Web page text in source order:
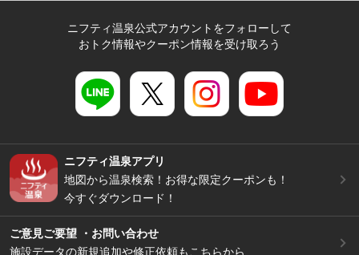
ニフティ温泉公式アカウントをフォローして
おトク情報やクーポン情報を受け取ろう
ニフティ温泉アプリ
地図から温泉検索！お得な限定クーポンも！
今すぐダウンロード！
ご意見ご要望 ・お問い合わせ
施設データの新規追加や修正依頼もこちらから